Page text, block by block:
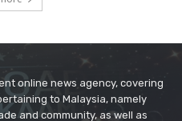
online news agency, covering
to Malaysia, namely
and community, as well as